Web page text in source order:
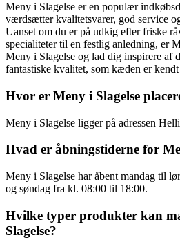
Meny i Slagelse er en populær
værdsætter kvalitetsvarer, god service
Uanset om du er på udkig efter friske
specialiteter til en festlig anledning, er
Meny i Slagelse og lad dig inspirere af
fantastiske kvalitet, som kæden er
Hvor er Meny i Slagelse
Meny i Slagelse ligger på adressen
Hvad er åbningstiderne for
Meny i Slagelse har åbent mandag til
og søndag fra kl. 08:00 til 18:00.
Hvilke typer produkter kan
Slagelse?